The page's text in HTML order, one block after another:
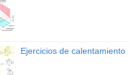
Ejercicios de calentamiento